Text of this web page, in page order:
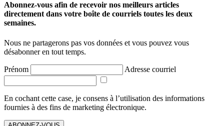
Abonnez-vous afin de recevoir nos meilleurs articles
directement dans votre boîte de courriels toutes les deux
semaines.
Nous ne partagerons pas vos données et vous pouvez vous
désabonner en tout temps.
Prénom Adresse courriel
En cochant cette case, je consens à l’utilisation des informations
fournies à des fins de marketing électronique.